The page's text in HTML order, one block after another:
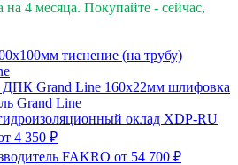
на 4 месяца. Покупайте - сейчас,
тиснение (на трубу)
ДПК Grand Line 160х22мм шлифовка
Grand Line
оклад XDP-RU
4 350 ₽
FAKRO от 54 700 ₽